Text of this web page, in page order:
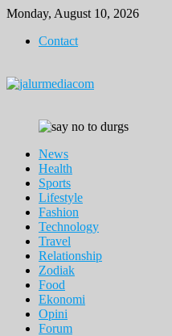
Skip
content
Monday, August 10, 2026
Contact
News
Health
Sports
Lifestyle
Fashion
Technology
Travel
Relationship
Zodiak
Food
Ekonomi
Opini
Forum